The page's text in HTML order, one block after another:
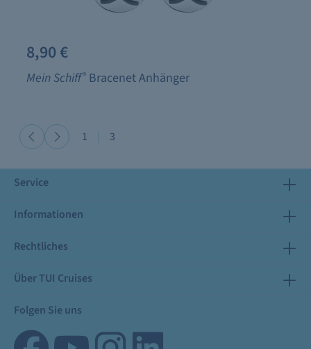
8,90 €
Mein Schiff® Bracenet Anhänger
1 3
Service
Informationen
Rechtliches
Über TUI Cruises
Folgen Sie uns